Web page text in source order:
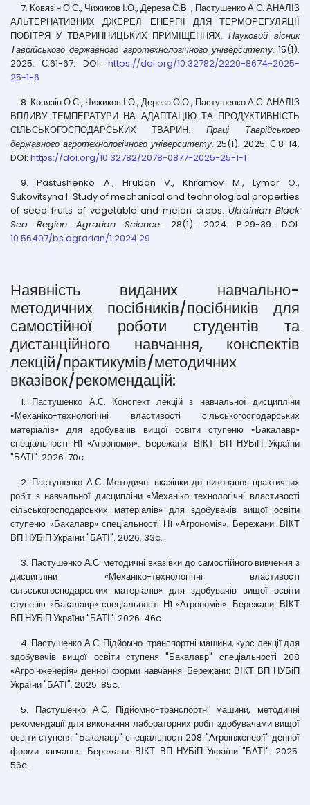
7. Ковязін О.С., Чижиков І.О., Дереза С.В. , Пастушенко А.С. АНАЛІЗ
АЛЬТЕРНАТИВНИХ ДЖЕРЕЛ ЕНЕРГІЇ ДЛЯ ТЕРМОРЕГУЛЯЦІЇ
ПОВІТРЯ У ТВАРИННИЦЬКИХ ПРИМІЩЕННЯХ.Науковий вісник
Таврійського державного агротехнологічного університету. 15(1).
2025. С.61-67. DOI: https://doi.org/10.32782/2220-8674-2025-
25-1-6
8. Ковязін О.С., Чижиков І.О., Дереза О.О., Пастушенко А.С. АНАЛІЗ
ВПЛИВУ ТЕМПЕРАТУРИ НА АДАПТАЦІЮ ТА ПРОДУКТИВНІСТЬ
СІЛЬСЬКОГОСПОДАРСЬКИХ ТВАРИН. Праці Таврійського
державного агротехнологічного університету. 25(1). 2025. С.8-14.
DOI: https://doi.org/10.32782/2078-0877-2025-25-1-1
9. Pastushenko A., Hruban V., Khramov M., Lymar O.,
Sukovitsyna I. Study of mechanical and technological properties
of seed fruits of vegetable and melon crops.Ukrainian Black
Sea Region Agrarian Science. 28(1). 2024. P.29-39. DOI:
10.56407/bs.agrarian/1.2024.29
Наявність виданих навчально-
методичних посібників/посібників для
самостійної роботи студентів та
дистанційного навчання, конспектів
лекцій/практикумів/методичних
вказівок/рекомендацій:
1. Пастушенко А.С. Конспект лекцій з навчальної дисципліни
«Механіко-технологічні властивості сільськогосподарських
матеріалів» для здобувачів вищої освіти ступеню «Бакалавр»
спеціальності Н1 «Агрономія». Бережани: ВІКТ ВП НУБіП України
"БАТІ". 2026. 70c.
2. Пастушенко А.С. Методичні вказівки до виконання практичних
робіт з навчальної дисципліни «Механіко-технологічні властивості
сільськогосподарських матеріалів» для здобувачів вищої освіти
ступеню «Бакалавр» спеціальності Н1 «Агрономія». Бережани: ВІКТ
ВП НУБіП України "БАТІ". 2026. 33c.
3. Пастушенко А.С. методичні вказівки до самостійного вивчення з
дисципліни «Механіко-технологічні властивості
сільськогосподарських матеріалів» для здобувачів вищої освіти
ступеню «Бакалавр» спеціальності Н1 «Агрономія». Бережани: ВІКТ
ВП НУБіП України "БАТІ". 2026. 46c.
4. Пастушенко А.С. Підйомно-транспортні машини, курс лекції для
здобувачів вищої освіти ступеня "Бакалавр" спеціальності 208
«Агроінженерія» денної форми навчання. Бережани: ВІКТ ВП НУБіП
України "БАТІ". 2025. 85c.
5. Пастушенко А.С. Підйомно-транспортні машини, методичні
рекомендації для виконання лабораторних робіт здобувачами вищої
освіти ступеня "Бакалавр" спеціальності 208 "Агроінженерії" денної
форми навчання. Бережани: ВІКТ ВП НУБіП України "БАТІ". 2025.
56c.